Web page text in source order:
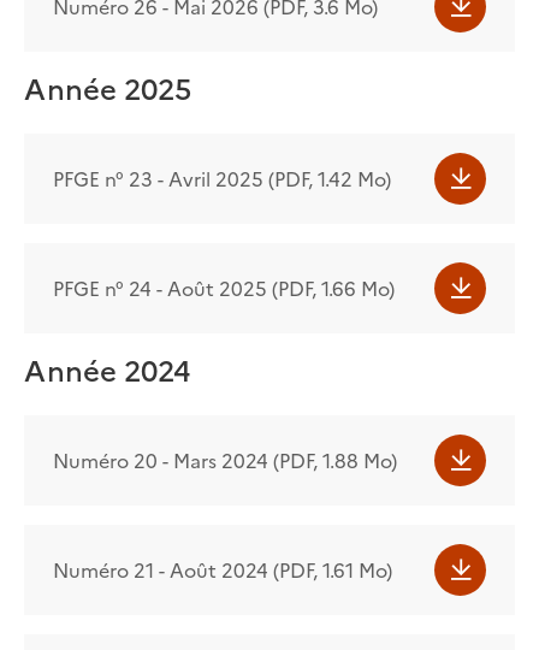
Numéro 26 - Mai 2026 (PDF, 3.6 Mo)
Année 2025
PFGE n° 23 - Avril 2025 (PDF, 1.42 Mo)
PFGE n° 24 - Août 2025 (PDF, 1.66 Mo)
Année 2024
Numéro 20 - Mars 2024 (PDF, 1.88 Mo)
Numéro 21 - Août 2024 (PDF, 1.61 Mo)